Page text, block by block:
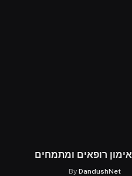
רופאים ומתמחים
By DandushNet